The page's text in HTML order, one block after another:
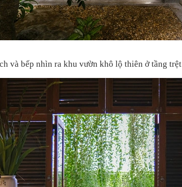
và bếp nhìn ra khu vườn khô lộ thiên ở tầng trệt